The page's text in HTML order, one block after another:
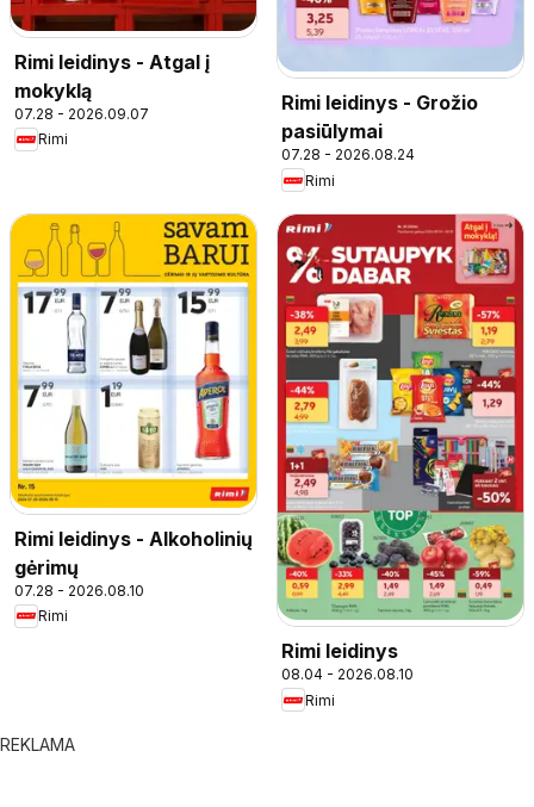
Rimi leidinys - Atgal į
mokyklą
07.28 - 2026.09.07
Rimi
Rimi leidinys - Grožio
pasiūlymai
07.28 - 2026.08.24
Rimi
Rimi leidinys - Alkoholinių
gėrimų
07.28 - 2026.08.10
Rimi
Rimi leidinys
08.04 - 2026.08.10
Rimi
REKLAMA